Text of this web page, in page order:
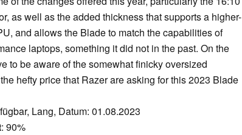
as well as the added thickness that supports a higher-
and allows the Blade to match the capabilities of
laptops, something it did not in the past. On the
to be aware of the somewhat finicky oversized
hefty price that Razer are asking for this 2023 Blade
Lang, Datum: 01.08.2023
: 90%